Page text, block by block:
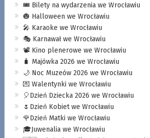
🎟️ Bilety na wydarzenia we Wrocławiu
🎃 Halloween we Wrocławiu
🎤 Karaoke we Wrocławiu
🎭 Karnawał we Wrocławiu
📽️ Kino plenerowe we Wrocławiu
🧳 Majówka 2026 we Wrocławiu
🌙 Noc Muzeów 2026 we Wrocławiu
💌 Walentynki we Wrocławiu
🎈Dzień Dziecka 2026 we Wrocławiu
🌷Dzień Kobiet we Wrocławiu
🌹Dzień Matki we Wrocławiu
🎓Juwenalia we Wrocławiu